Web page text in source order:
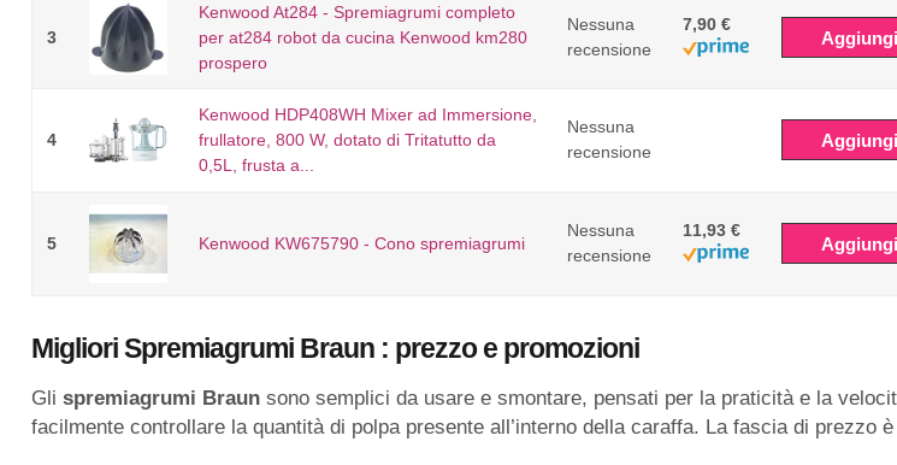
3
Kenwood At284 - Spremiagrumi completo
per at284 robot da cucina Kenwood km280
prospero
Nessuna
recensione
7,90 €
4
Kenwood HDP408WH Mixer ad Immersione,
frullatore, 800 W, dotato di Tritatutto da
0,5L, frusta a...
Nessuna
recensione
5 Kenwood KW675790 - Cono spremiagrumi
Nessuna
recensione
11,93 €
Migliori Spremiagrumi Braun : prezzo e promozioni
Gli spremiagrumi Braun sono semplici da usare e smontare, pensati per la praticità e la
facilmente controllare la quantità di polpa presente all’interno della caraffa. La fascia di prezzo